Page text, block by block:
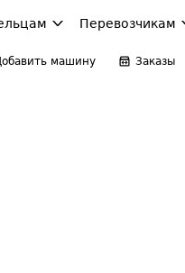
Перевозчикам
машину Заказы